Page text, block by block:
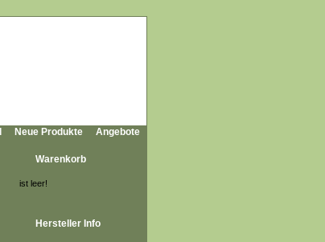
Neue Produkte Angebote
Warenkorb
ist leer!
Hersteller Info